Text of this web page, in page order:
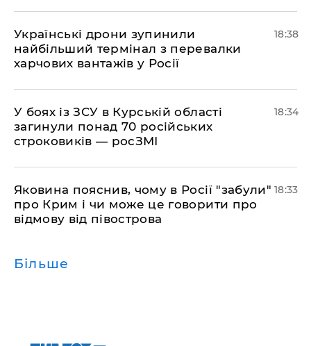
​Українські дрони зупинили
найбільший термінал з перевалки
харчових вантажів у Росії
18:38
​У боях із ЗСУ в Курській області
загинули понад 70 російських
строковиків — росЗМІ
18:34
​Яковина пояснив, чому в Росії "забули"
про Крим і чи може це говорити про
відмову від півострова
18:33
Більше